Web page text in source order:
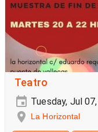
Teatro
Tuesday, Jul
La Horizontal